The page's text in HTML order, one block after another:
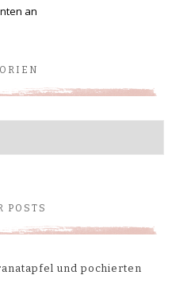
an
POSTS
und pochierten